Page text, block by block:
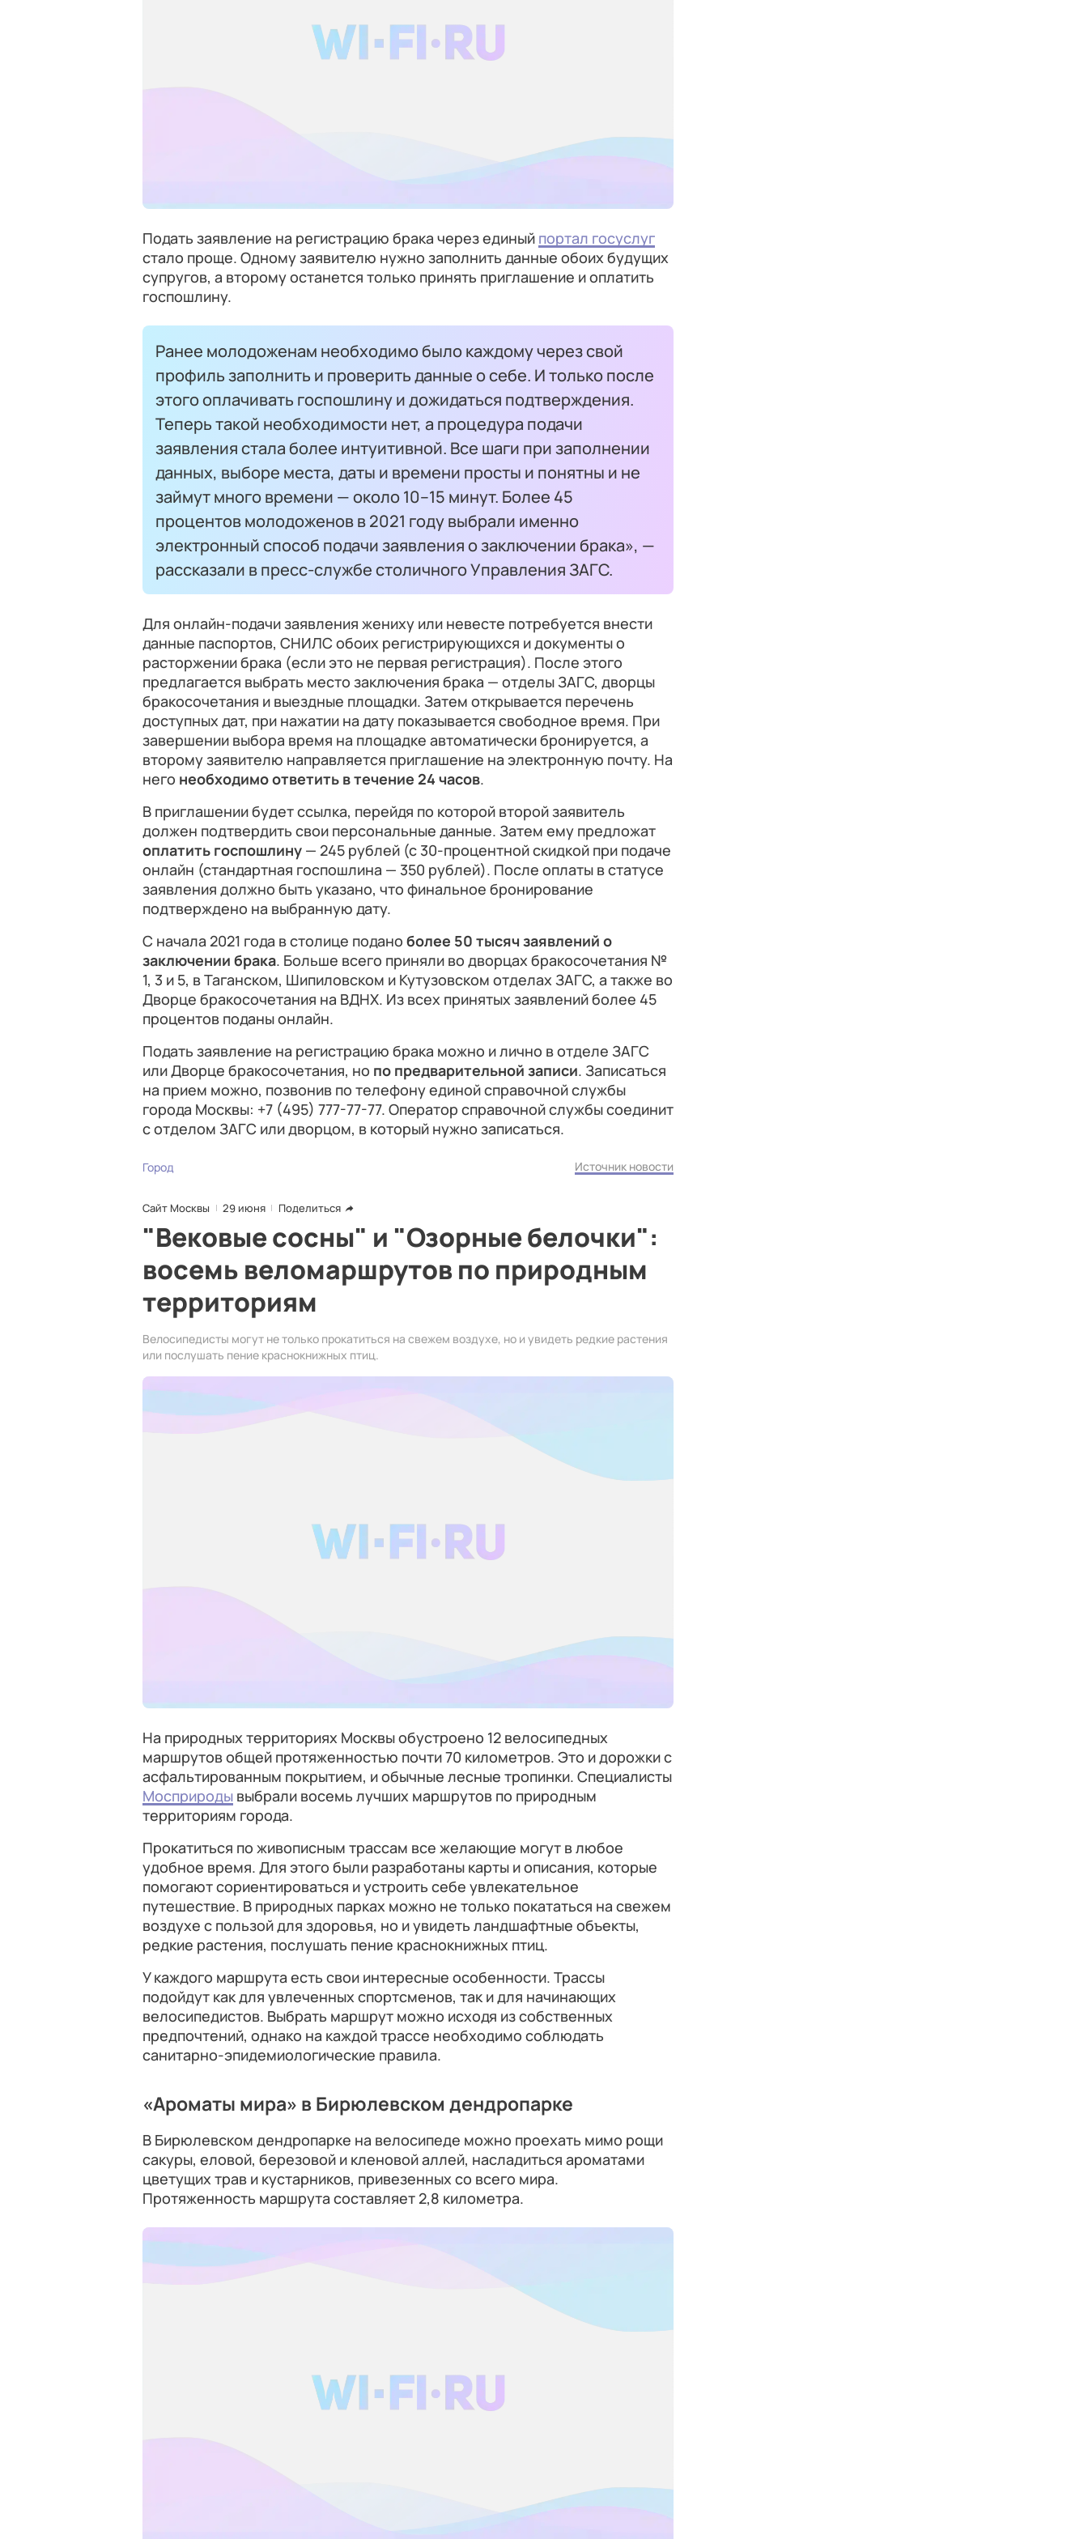
Подать заявление на регистрацию брака через единый портал госуслуг
стало проще. Одному заявителю нужно заполнить данные обоих будущих
супругов, а второму останется только принять приглашение и оплатить
госпошлину.
Ранее молодоженам необходимо было каждому через свой
профиль заполнить и проверить данные о себе. И только после
этого оплачивать госпошлину и дожидаться подтверждения.
Теперь такой необходимости нет, а процедура подачи
заявления стала более интуитивной. Все шаги при заполнении
данных, выборе места, даты и времени просты и понятны и не
займут много времени — около 10–15 минут. Более 45
процентов молодоженов в 2021 году выбрали именно
электронный способ подачи заявления о заключении брака», —
рассказали в пресс-службе столичного Управления ЗАГС.
Для онлайн-подачи заявления жениху или невесте потребуется внести
данные паспортов, СНИЛС обоих регистрирующихся и документы о
расторжении брака (если это не первая регистрация). После этого
предлагается выбрать место заключения брака — отделы ЗАГС, дворцы
бракосочетания и выездные площадки. Затем открывается перечень
доступных дат, при нажатии на дату показывается свободное время. При
завершении выбора время на площадке автоматически бронируется, а
второму заявителю направляется приглашение на электронную почту. На
него необходимо ответить в течение 24 часов.
В приглашении будет ссылка, перейдя по которой второй заявитель
должен подтвердить свои персональные данные. Затем ему предложат
оплатить госпошлину — 245 рублей (с 30-процентной скидкой при подаче
онлайн (стандартная госпошлина — 350 рублей). После оплаты в статусе
заявления должно быть указано, что финальное бронирование
подтверждено на выбранную дату.
С начала 2021 года в столице подано более 50 тысяч заявлений о
заключении брака. Больше всего приняли во дворцах бракосочетания №
1, 3 и 5, в Таганском, Шипиловском и Кутузовском отделах ЗАГС, а также во
Дворце бракосочетания на ВДНХ. Из всех принятых заявлений более 45
процентов поданы онлайн.
Подать заявление на регистрацию брака можно и лично в отделе ЗАГС
или Дворце бракосочетания, но по предварительной записи. Записаться
на прием можно, позвонив по телефону единой справочной службы
города Москвы: +7 (495) 777-77-77. Оператор справочной службы соединит
с отделом ЗАГС или дворцом, в который нужно записаться.
Город Источник новости
Сайт Москвы 29 июня Поделиться
"Вековые сосны" и "Озорные белочки":
восемь веломаршрутов по природным
территориям
Велосипедисты могут не только прокатиться на свежем воздухе, но и увидеть редкие растения
или послушать пение краснокнижных птиц.
На природных территориях Москвы обустроено 12 велосипедных
маршрутов общей протяженностью почти 70 километров. Это и дорожки с
асфальтированным покрытием, и обычные лесные тропинки. Специалисты
Мосприроды выбрали восемь лучших маршрутов по природным
территориям города.
Прокатиться по живописным трассам все желающие могут в любое
удобное время. Для этого были разработаны карты и описания, которые
помогают сориентироваться и устроить себе увлекательное
путешествие. В природных парках можно не только покататься на свежем
воздухе с пользой для здоровья, но и увидеть ландшафтные объекты,
редкие растения, послушать пение краснокнижных птиц.
У каждого маршрута есть свои интересные особенности. Трассы
подойдут как для увлеченных спортсменов, так и для начинающих
велосипедистов. Выбрать маршрут можно исходя из собственных
предпочтений, однако на каждой трассе необходимо соблюдать
санитарно-эпидемиологические правила.
«Ароматы мира» в Бирюлевском дендропарке
В Бирюлевском дендропарке на велосипеде можно проехать мимо рощи
сакуры, еловой, березовой и кленовой аллей, насладиться ароматами
цветущих трав и кустарников, привезенных со всего мира.
Протяженность маршрута составляет 2,8 километра.